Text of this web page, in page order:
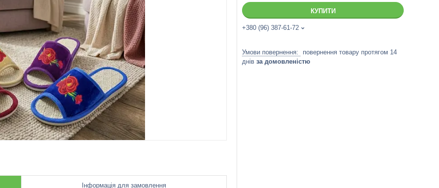
Інформація для замовлення
КУПИТИ
+380 (96) 387-61-72
повернення товару протягом 14
днів за домовленістю